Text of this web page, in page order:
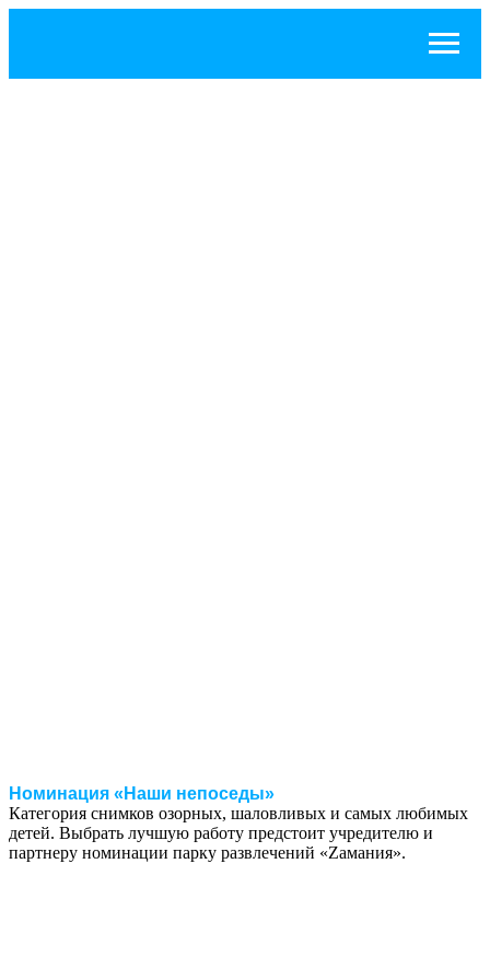
Номинация «Наши непоседы»
Категория снимков озорных, шаловливых и самых любимых
детей. Выбрать лучшую работу предстоит учредителю и
партнеру номинации парку развлечений «Zамания».